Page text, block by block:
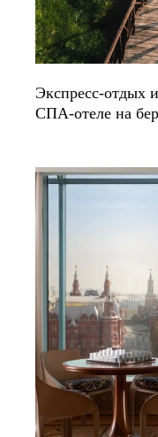
Экспресс-отдых
СПА-отеле на